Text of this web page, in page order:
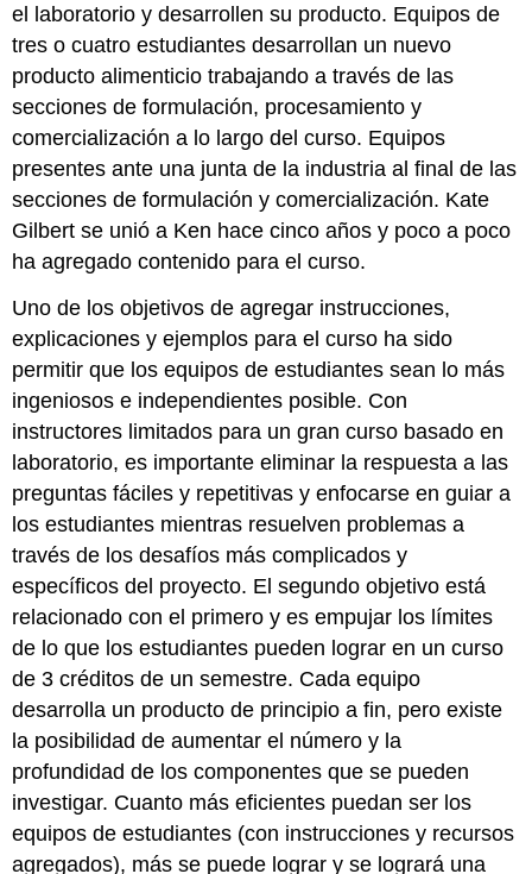
el laboratorio y desarrollen su producto. Equipos de
tres o cuatro estudiantes desarrollan un nuevo
producto alimenticio trabajando a través de las
secciones de formulación, procesamiento y
comercialización a lo largo del curso. Equipos
presentes ante una junta de la industria al final de las
secciones de formulación y comercialización. Kate
Gilbert se unió a Ken hace cinco años y poco a poco
ha agregado contenido para el curso.
Uno de los objetivos de agregar instrucciones,
explicaciones y ejemplos para el curso ha sido
permitir que los equipos de estudiantes sean lo más
ingeniosos e independientes posible. Con
instructores limitados para un gran curso basado en
laboratorio, es importante eliminar la respuesta a las
preguntas fáciles y repetitivas y enfocarse en guiar a
los estudiantes mientras resuelven problemas a
través de los desafíos más complicados y
específicos del proyecto. El segundo objetivo está
relacionado con el primero y es empujar los límites
de lo que los estudiantes pueden lograr en un curso
de 3 créditos de un semestre. Cada equipo
desarrolla un producto de principio a fin, pero existe
la posibilidad de aumentar el número y la
profundidad de los componentes que se pueden
investigar. Cuanto más eficientes puedan ser los
equipos de estudiantes (con instrucciones y recursos
agregados), más se puede lograr y se logrará una